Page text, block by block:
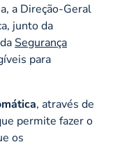
a Direção-Geral
junto da
Segurança
para
, através de
permite fazer o
os